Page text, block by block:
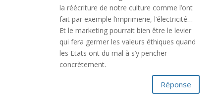
la réécriture de notre culture comme l’ont
fait par exemple l’imprimerie, l’électricité…
Et le marketing pourrait bien être le levier
qui fera germer les valeurs éthiques quand
les Etats ont du mal à s’y pencher
concrètement.
Réponse